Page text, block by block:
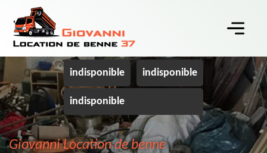
indisponible indisponible
indisponible
Giovanni Location de benne